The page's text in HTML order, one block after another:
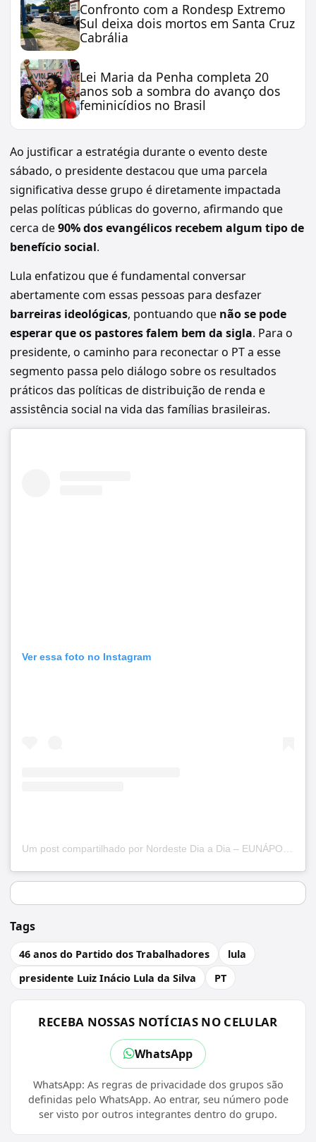
Confronto com a Rondesp Extremo
Sul deixa dois mortos em Santa Cruz
Cabrália
Lei Maria da Penha completa 20
anos sob a sombra do avanço dos
feminicídios no Brasil
Ao justificar a estratégia durante o evento deste
sábado, o presidente destacou que uma parcela
significativa desse grupo é diretamente impactada
pelas políticas públicas do governo, afirmando que
cerca de90% dos evangélicos recebem algum tipo de
benefício social.
Lula enfatizou que é fundamental conversar
abertamente com essas pessoas para desfazer
barreiras ideológicas, pontuando que não se pode
esperar que os pastores falem bem da sigla. Para o
presidente, o caminho para reconectar o PT a esse
segmento passa pelo diálogo sobre os resultados
práticos das políticas de distribuição de renda e
assistência social na vida das famílias brasileiras.
Ver essa foto no Instagram
Tags
46 anos do Partido dos Trabalhadores
lula
presidente Luiz Inácio Lula da Silva
PT
RECEBA NOSSAS NOTÍCIAS NO CELULAR
WhatsApp
WhatsApp: As regras de privacidade dos grupos são
definidas pelo WhatsApp. Ao entrar, seu número pode
ser visto por outros integrantes dentro do grupo.